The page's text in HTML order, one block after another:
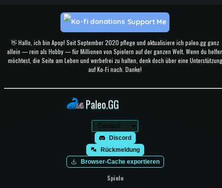
👋 Hallo, ich bin Apop! Seit September 2020 pflege und aktualisiere ich paleo.gg ganz
allein — rein als Hobby — für Millionen von Spielern auf der ganzen Welt. Wenn du
möchtest, die Seite am Leben und werbefrei zu halten, denk doch über eine Unterstützung
auf Ko-Fi nach. Danke!
Support Me
Paleo.GG
Discord
Rückmeldung
Browser-Cache exportieren
Spiele